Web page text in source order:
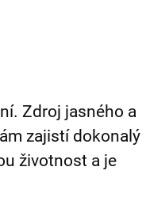
Zdroj jasného a
zajistí dokonalý
životnost a je